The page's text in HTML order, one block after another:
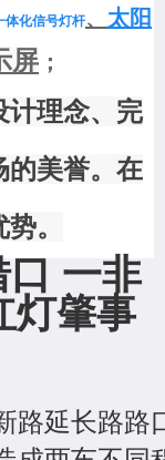
体化信号灯杆、 太阳
屏 ；
计理念、完
的美誉。在
。
一非
灯肇事
路延长路